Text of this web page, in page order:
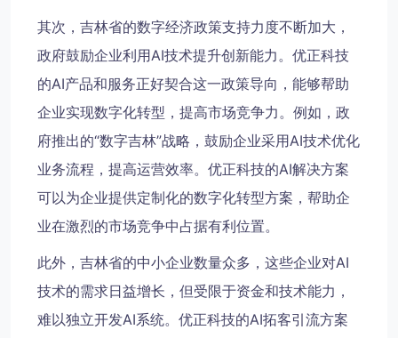
其次，吉林省的数字经济政策支持力度不断加大，
政府鼓励企业利用AI技术提升创新能力。优正科技
的AI产品和服务正好契合这一政策导向，能够帮助
企业实现数字化转型，提高市场竞争力。例如，政
府推出的“数字吉林”战略，鼓励企业采用AI技术优化
业务流程，提高运营效率。优正科技的AI解决方案
可以为企业提供定制化的数字化转型方案，帮助企
业在激烈的市场竞争中占据有利位置。
此外，吉林省的中小企业数量众多，这些企业对AI
技术的需求日益增长，但受限于资金和技术能力，
难以独立开发AI系统。优正科技的AI拓客引流方案